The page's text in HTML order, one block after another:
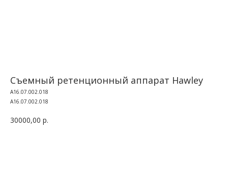
Съемный ретенционный аппарат Hawley
A16.07.002.018
A16.07.002.018
30000,00 р.